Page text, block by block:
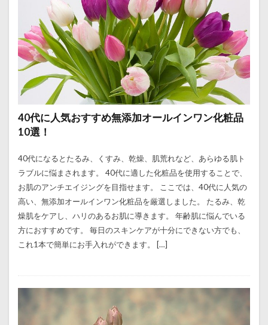
40代に人気おすすめ無添加オールインワン化粧品
10選！
40代になるとたるみ、くすみ、乾燥、肌荒れなど、あらゆる肌ト
ラブルに悩まされます。 40代に適した化粧品を使用することで、
お肌のアンチエイジングを目指せます。 ここでは、40代に人気の
高い、無添加オールインワン化粧品を厳選しました。 たるみ、乾
燥肌をケアし、ハリのあるお肌に導きます。 年齢肌に悩んでいる
方におすすめです。 毎日のスキンケアが十分にできない方でも、
これ1本で簡単にお手入れができます。 […]